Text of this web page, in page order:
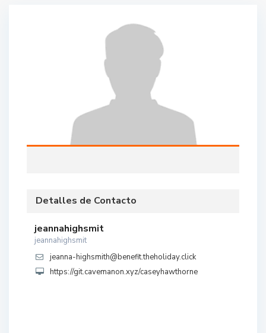
Detalles de Contacto
jeannahighsmit
jeannahighsmit
jeanna-highsmith@benefit.theholiday.click
https://git.cavemanon.xyz/caseyhawthorne